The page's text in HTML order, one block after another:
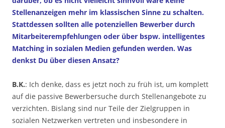
Stellenanzeigen mehr im klassischen Sinne zu schalten.
Stattdessen sollten alle potenziellen Bewerber durch
Mitarbeiterempfehlungen oder über bspw. intelligentes
Matching in sozialen Medien gefunden werden. Was
denkst Du über diesen Ansatz?
B.K.: Ich denke, dass es jetzt noch zu früh ist, um komplett
auf die passive Bewerbersuche durch Stellenangebote zu
verzichten. Bislang sind nur Teile der Zielgruppen in
sozialen Netzwerken vertreten und insbesondere in